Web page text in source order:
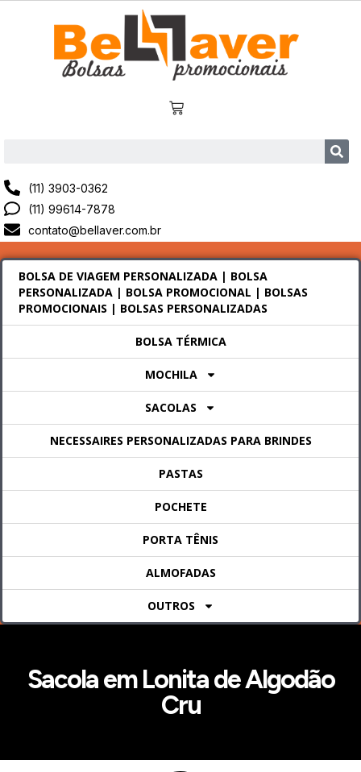
(11) 3903-0362
(11) 99614-7878
contato@bellaver.com.br
BOLSA DE VIAGEM PERSONALIZADA | BOLSA
PERSONALIZADA | BOLSA PROMOCIONAL | BOLSAS
PROMOCIONAIS | BOLSAS PERSONALIZADAS
BOLSA TÉRMICA
MOCHILA
SACOLAS
NECESSAIRES PERSONALIZADAS PARA BRINDES
PASTAS
POCHETE
PORTA TÊNIS
ALMOFADAS
OUTROS
Sacola em Lonita de Algodão
Cru